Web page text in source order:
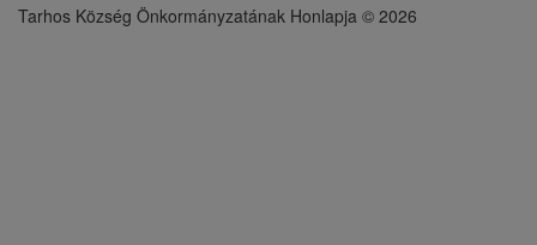
Tarhos Község Önkormányzatának Honlapja © 2026